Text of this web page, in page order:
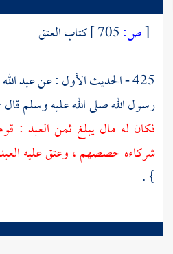
[ص:
كتاب العتق
425 - الحديث الأول : عن
عبد
رسول الله صلى الله عليه وسلم
فكان له مال يبلغ ثمن العبد :
شركاءه حصصهم ، وعتق عليه
} .